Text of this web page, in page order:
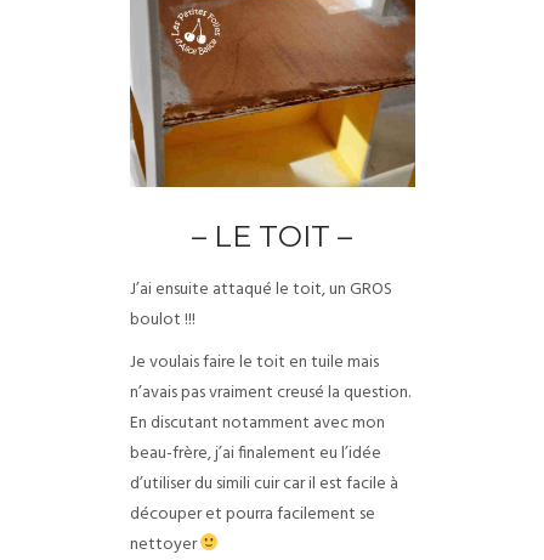
– LE TOIT –
J’ai ensuite attaqué le toit, un GROS
boulot !!!
Je voulais faire le toit en tuile mais
n’avais pas vraiment creusé la question.
En discutant notamment avec mon
beau-frère, j’ai finalement eu l’idée
d’utiliser du simili cuir car il est facile à
découper et pourra facilement se
nettoyer